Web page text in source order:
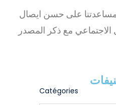
مساعدتنا على حسن ايصال
الاجتماعي مع ذكر المصدر
Catégories